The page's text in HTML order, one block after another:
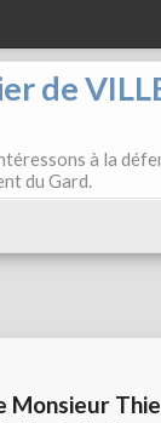
de
à la
du Gard.
Monsieur